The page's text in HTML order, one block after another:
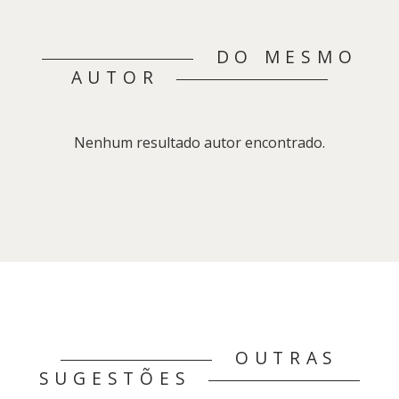
DO MESMO
AUTOR
Nenhum resultado autor encontrado.
OUTRAS
SUGESTÕES